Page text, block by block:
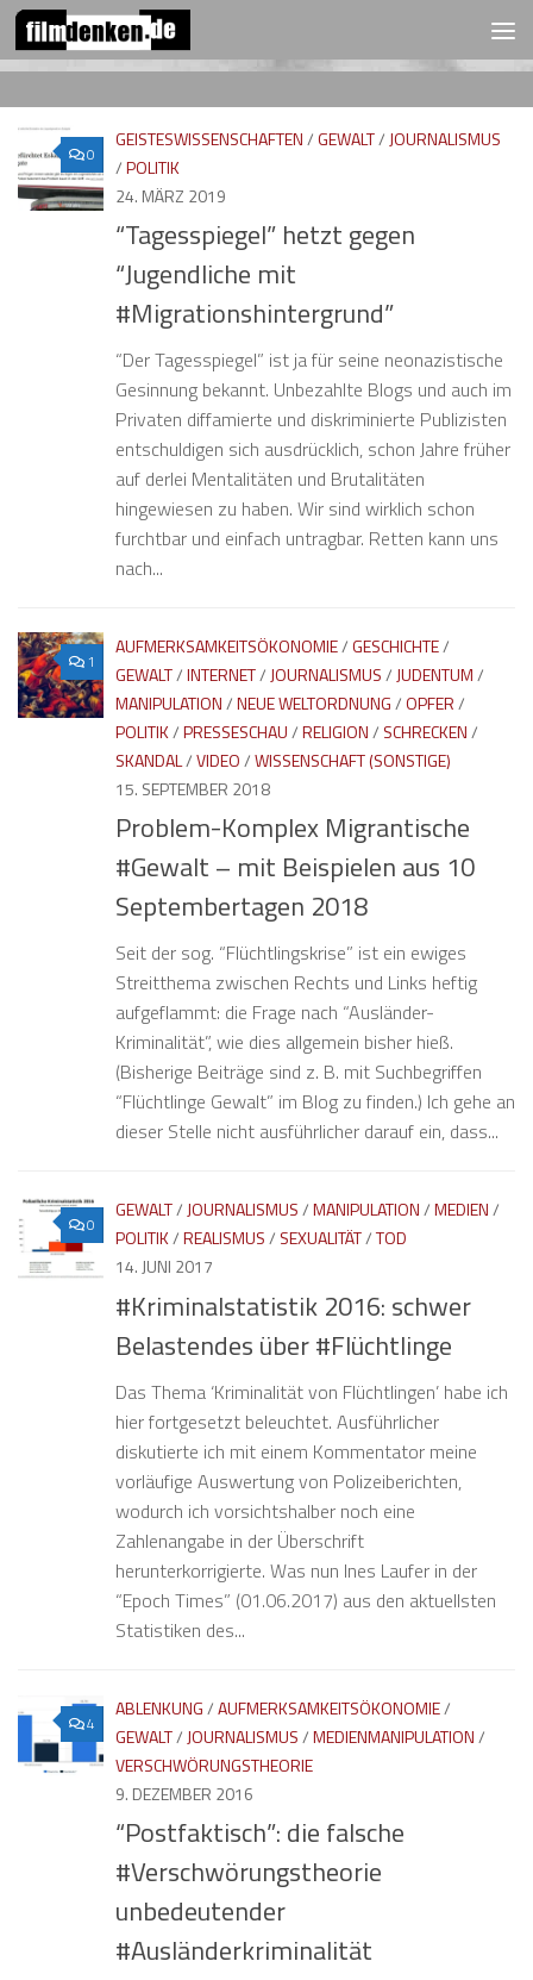
Zum Inhalt springenFOLGEN:
0
GEISTESWISSENSCHAFTEN/GEWALT/ JOURNALISMUS
/POLITIK
24. MÄRZ 2019
“Tagesspiegel” hetzt gegen
“Jugendliche mit
#Migrationshintergrund”
“Der Tagesspiegel” ist ja für seine neonazistische
Gesinnung bekannt. Unbezahlte Blogs und auch im
Privaten diffamierte und diskriminierte Publizisten
entschuldigen sich ausdrücklich, schon Jahre früher
auf derlei Mentalitäten und Brutalitäten
hingewiesen zu haben. Wir sind wirklich schon
furchtbar und einfach untragbar. Retten kann uns
nach...
1
AUFMERKSAMKEITSÖKONOMIE/GESCHICHTE/
GEWALT/INTERNET/ JOURNALISMUS/ JUDENTUM/
MANIPULATION/NEUE WELTORDNUNG/OPFER/
POLITIK/PRESSESCHAU/RELIGION/ SCHRECKEN/
SKANDAL/VIDEO/WISSENSCHAFT (SONSTIGE)
15. SEPTEMBER 2018
Problem-Komplex Migrantische
#Gewalt – mit Beispielen aus 10
Septembertagen 2018
Seit der sog. “Flüchtlingskrise” ist ein ewiges
Streitthema zwischen Rechts und Links heftig
aufgeflammt: die Frage nach “Ausländer-
Kriminalität”, wie dies allgemein bisher hieß.
(Bisherige Beiträge sind z. B. mit Suchbegriffen
“Flüchtlinge Gewalt” im Blog zu finden.) Ich gehe an
dieser Stelle nicht ausführlicher darauf ein, dass...
0
GEWALT/JOURNALISMUS/MANIPULATION/MEDIEN/
POLITIK/REALISMUS/ SEXUALITÄT/TOD
14. JUNI 2017
#Kriminalstatistik 2016: schwer
Belastendes über #Flüchtlinge
Das Thema ‘Kriminalität von Flüchtlingen’ habe ich
hier fortgesetzt beleuchtet. Ausführlicher
diskutierte ich mit einem Kommentator meine
vorläufige Auswertung von Polizeiberichten,
wodurch ich vorsichtshalber noch eine
Zahlenangabe in der Überschrift
herunterkorrigierte. Was nun Ines Laufer in der
“Epoch Times” (01.06.2017) aus den aktuellsten
Statistiken des...
4
ABLENKUNG/AUFMERKSAMKEITSÖKONOMIE/
GEWALT/ JOURNALISMUS/MEDIENMANIPULATION/
VERSCHWÖRUNGSTHEORIE
9. DEZEMBER 2016
“Postfaktisch”: die falsche
#Verschwörungstheorie
unbedeutender
#Ausländerkriminalität